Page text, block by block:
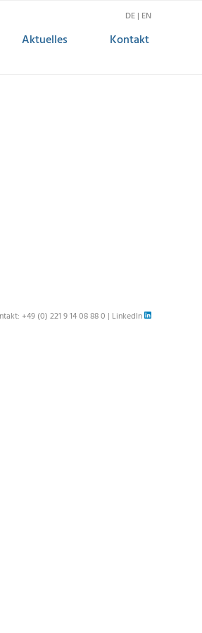
DE | EN
Aktuelles Kontakt
+49 (0) 221 9 14 08 88 0 | LinkedIn